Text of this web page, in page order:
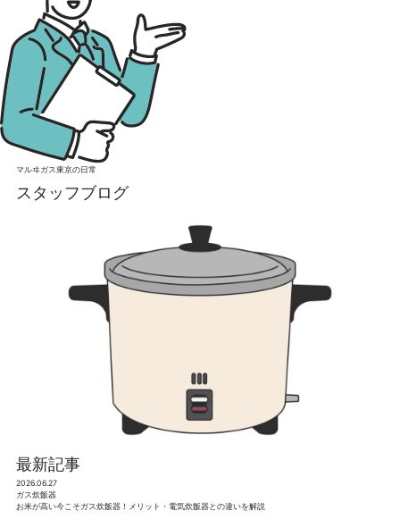
マルヰガス東京の日常
スタッフブログ
最新記事
2026.06.27
ガス炊飯器
お米が高い今こそガス炊飯器！メリット・電気炊飯器との違いを解説